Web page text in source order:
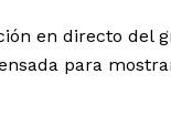
en directo del
para